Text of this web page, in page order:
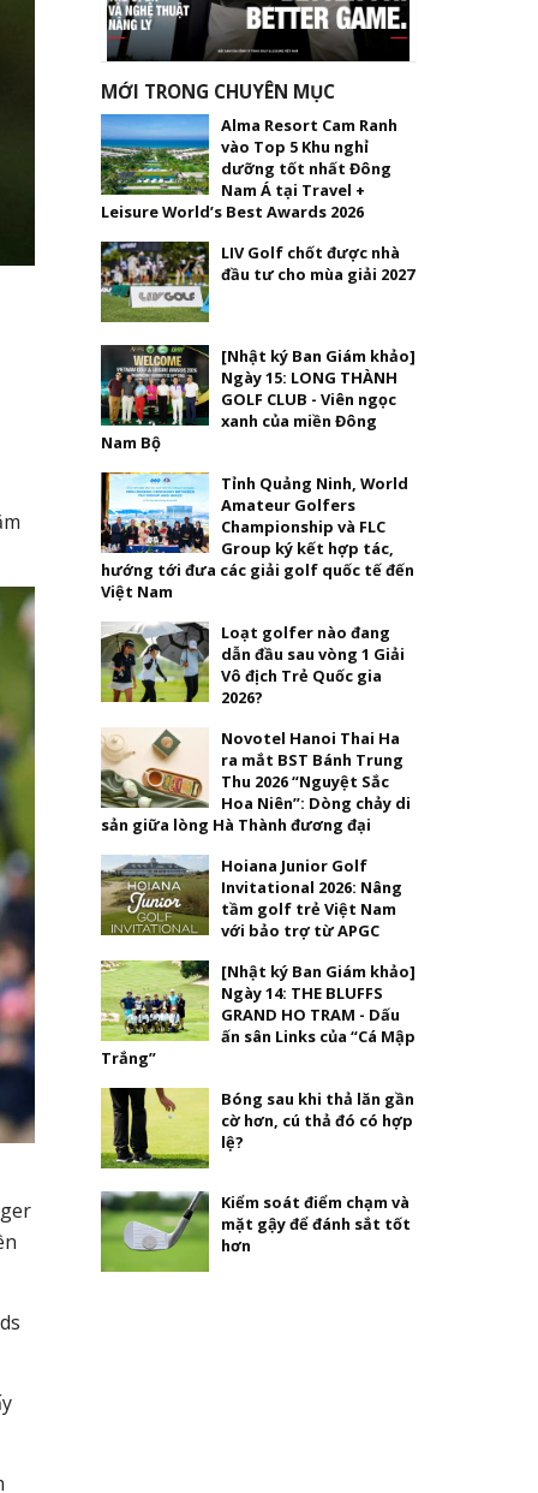
MỚI TRONG CHUYÊN MỤC
Alma Resort Cam Ranh
vào Top 5 Khu nghỉ
dưỡng tốt nhất Đông
Nam Á tại Travel +
Leisure World’s Best Awards 2026
LIV Golf chốt được nhà
đầu tư cho mùa giải 2027
[Nhật ký Ban Giám khảo]
Ngày 15: LONG THÀNH
GOLF CLUB - Viên ngọc
xanh của miền Đông
Nam Bộ
Tỉnh Quảng Ninh, World
Amateur Golfers
Championship và FLC
Group ký kết hợp tác,
hướng tới đưa các giải golf quốc tế đến
Việt Nam
Loạt golfer nào đang
dẫn đầu sau vòng 1 Giải
Vô địch Trẻ Quốc gia
2026?
Novotel Hanoi Thai Ha
ra mắt BST Bánh Trung
Thu 2026 “Nguyệt Sắc
Hoa Niên”: Dòng chảy di
sản giữa lòng Hà Thành đương đại
Hoiana Junior Golf
Invitational 2026: Nâng
tầm golf trẻ Việt Nam
với bảo trợ từ APGC
[Nhật ký Ban Giám khảo]
Ngày 14: THE BLUFFS
GRAND HO TRAM - Dấu
ấn sân Links của “Cá Mập
Trắng”
Bóng sau khi thả lăn gần
cờ hơn, cú thả đó có hợp
lệ?
Kiểm soát điểm chạm và
mặt gậy để đánh sắt tốt
hơn